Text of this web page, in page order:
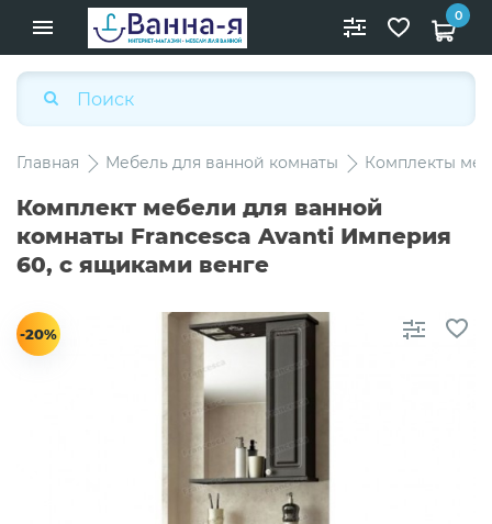
0
Главная Мебель для ванной комнаты Комплекты
Комплект мебели для ванной
комнаты Francesca Avanti Империя
60, с ящиками венге
-20%